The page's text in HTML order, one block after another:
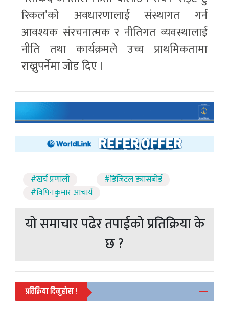
रिकल’को अवधारणालाई संस्थागत गर्न
आवश्यक संरचनात्मक र नीतिगत व्यवस्थालाई
नीति तथा कार्यक्रमले उच्च प्राथमिकतामा
राख्नुपर्नेमा जोड दिए ।
#खर्च प्रणाली
#डिजिटल ड्यासबोर्ड
#विपिनकुमार आचार्य
यो समाचार पढेर तपाईको प्रतिक्रिया के
छ ?
प्रतिक्रिया दिनुहोस !